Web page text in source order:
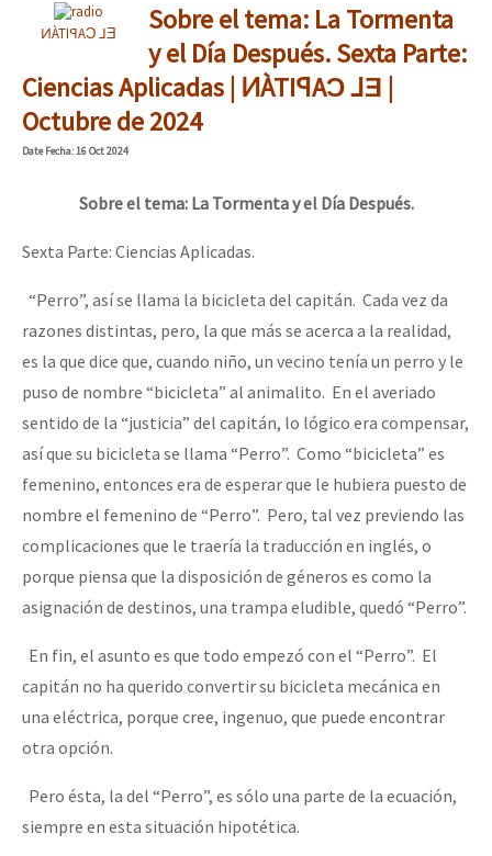
ͶÀTIꟼAƆ ⅃Ǝ
Sobre el tema: La Tormenta
y el Día Después. Sexta Parte:
Ciencias Aplicadas | ͶÀTIꟼAƆ ⅃Ǝ |
Octubre de 2024
DateFecha: 16 Oct 2024
Sobre el tema: La Tormenta y el Día Después.
Sexta Parte: Ciencias Aplicadas.
“Perro”, así se llama la bicicleta del capitán. Cada vez da
razones distintas, pero, la que más se acerca a la realidad,
es la que dice que, cuando niño, un vecino tenía un perro y le
puso de nombre “bicicleta” al animalito. En el averiado
sentido de la “justicia” del capitán, lo lógico era compensar,
así que su bicicleta se llama “Perro”. Como “bicicleta” es
femenino, entonces era de esperar que le hubiera puesto de
nombre el femenino de “Perro”. Pero, tal vez previendo las
complicaciones que le traería la traducción en inglés, o
porque piensa que la disposición de géneros es como la
asignación de destinos, una trampa eludible, quedó “Perro”.
En fin, el asunto es que todo empezó con el “Perro”. El
capitán no ha querido convertir su bicicleta mecánica en
una eléctrica, porque cree, ingenuo, que puede encontrar
otra opción.
Pero ésta, la del “Perro”, es sólo una parte de la ecuación,
siempre en esta situación hipotética.